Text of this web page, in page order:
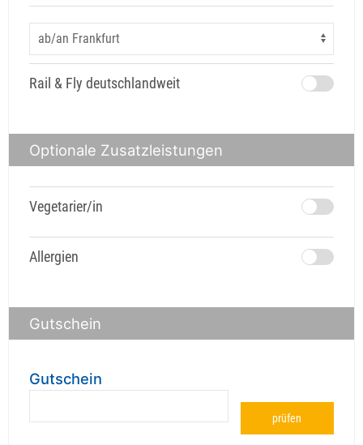
Rail & Fly deutschlandweit
Optionale Zusatzleistungen
Vegetarier/in
Allergien
Gutschein
Gutschein
prüfen